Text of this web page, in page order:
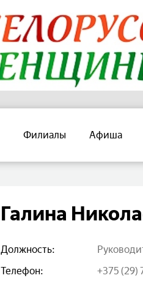
Филиалы Афиша
Галина
Должность:
Телефон:
+375 (29)